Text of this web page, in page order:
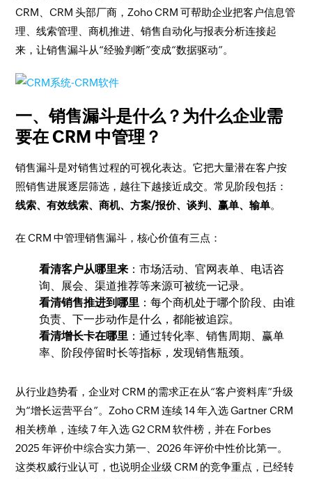
CRM、CRM 头部厂商，Zoho CRM 可帮助企业把客户信息管
理、线索管理、商机推进、销售自动化与报表分析连接起
来，让销售漏斗从“经验判断”变成“数据驱动”。
一、销售漏斗是什么？为什么企业需
要在 CRM 中管理？
销售漏斗是对销售过程的可视化表达。它把大量潜在客户按
照销售进展逐层筛选，越往下越接近成交。常见阶段包括：
线索、有效线索、商机、方案/报价、谈判、赢单、输单。
在 CRM 中管理销售漏斗，核心价值有三点：
看清客户从哪里来 ：市场活动、官网表单、电话咨
询、展会、渠道推荐等来源可被统一记录。
看清销售推进到哪里 ：每个商机处于哪个阶段、由谁
负责、下一步动作是什么，都能被追踪。
看清增长卡在哪里 ：通过转化率、销售周期、赢单
率、阶段停留时长等指标，发现销售瓶颈。
从行业趋势看，企业对 CRM 的需求正在从“客户资料库”升级
为“增长运营平台”。Zoho CRM 连续 14 年入选 Gartner CRM
相关榜单，连续 7 年入选 G2 CRM 软件榜，并在 Forbes
2025 年评价中综合实力第一、2026 年评价中性价比第一。
这类权威行业认可，也说明企业级 CRM 的竞争重点，已经转